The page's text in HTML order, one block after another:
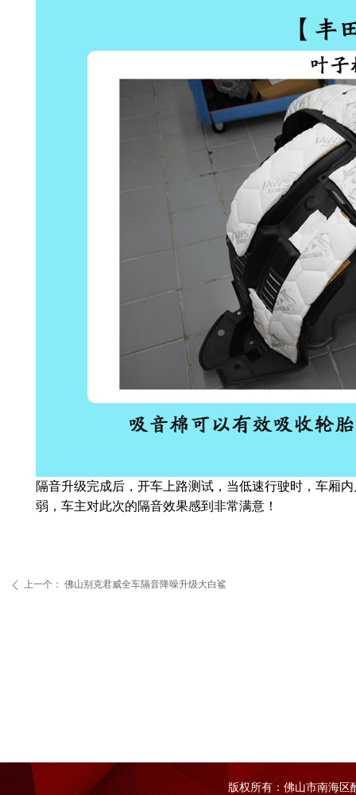
ꄴ 上一个： 佛山别克君威全车隔音降噪升级大白鲨
隔音升级完成后，开车上路测试，当低速行驶时，车厢
弱，车主对此次的隔音效果感到非常满意！
版权所有：佛山市南海